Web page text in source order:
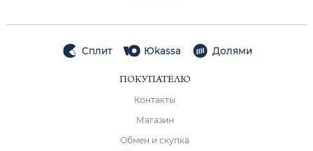
Сплит Юkassa Долями
ПОКУПАТЕЛЮ
Контакты
Магазин
Обмен и скупка